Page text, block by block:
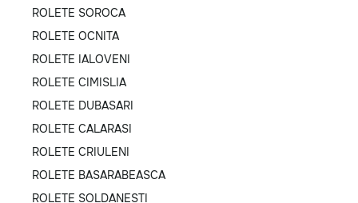
ROLETE SOROCA
ROLETE OCNITA
ROLETE IALOVENI
ROLETE CIMISLIA
ROLETE DUBASARI
ROLETE CALARASI
ROLETE CRIULENI
ROLETE BASARABEASCA
ROLETE SOLDANESTI